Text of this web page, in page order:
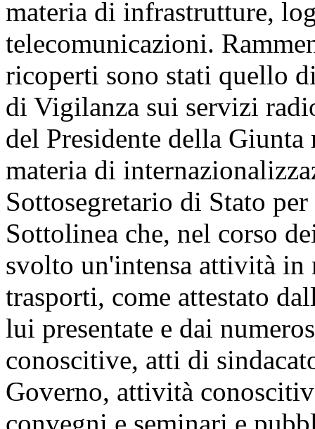
materia di infrastrutture,
telecomunicazioni.
ricoperti sono stati quello
di Vigilanza sui servizi
del Presidente della
materia di
Sottosegretario di Stato
Sottolinea che, nel corso
svolto un'intensa attività in
trasporti, come attestato
lui presentate e dai
conoscitive, atti di
Governo, attività
convegni e seminari e